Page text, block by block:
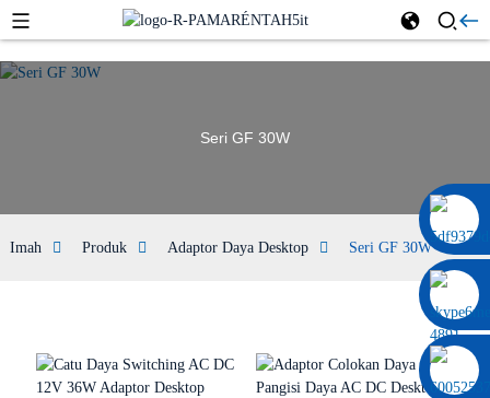
0086 13322920697
Seri GF 30W
Imah Produk Adaptor Daya Desktop Seri GF 30W